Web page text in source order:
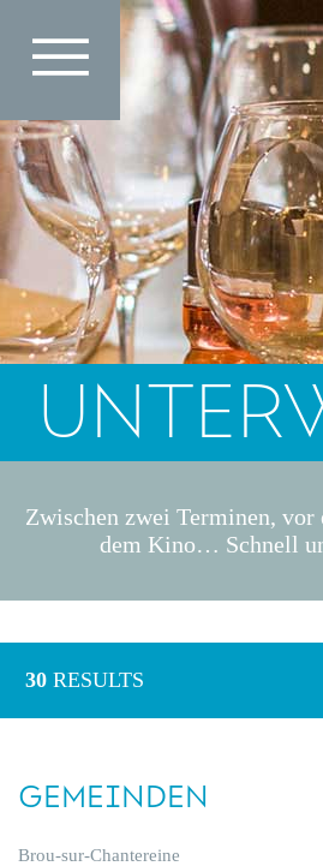
zum
Inhalt
Zwischen zwei Terminen, vor
dem Kino… Schnell
30 RESULTS
GEMEINDEN
Brou-sur-Chantereine